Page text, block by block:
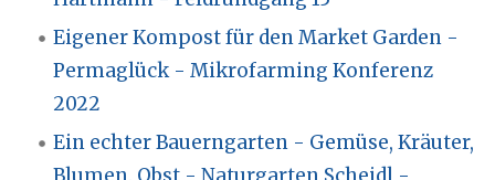
Eigener Kompost für den Market Garden -
Permaglück - Mikrofarming Konferenz
2022
Ein echter Bauerngarten - Gemüse, Kräuter,